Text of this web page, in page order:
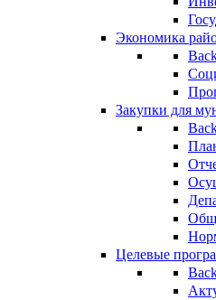
Экономика
Закупки для
Целевые